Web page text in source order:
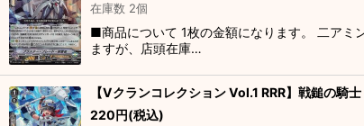
在庫数 2個
■商品について 1枚の金額になります。 二アミ
ますが、店頭在庫…
【Vクランコレクション Vol.1 RRR】戦鎚の
220円(税込)